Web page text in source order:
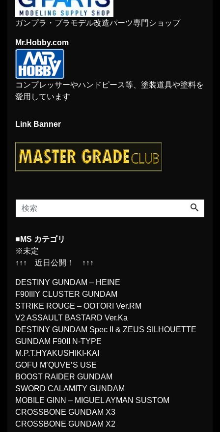
ガンプラ・プラモデル改造パーツ専門ショップ
Mr.Hobby.com
コンプレッサーやハンドピース等、塗装道具や塗料を
愛用しています
Link Banner
■MS カテゴリ
※未定
↑↑↑ 近日公開！ ↑↑↑
DESTINY GUNDAM – HEINE
F90IIIY CLUSTER GUNDAM
STRIKE ROUGE – OOTORI Ver.RM
V2 ASSAULT BASTARD Ver.Ka
DESTINY GUNDAM Spec II & ZEUS SILHOUETTE
GUNDAM F90II N-TYPE
M.P.T.HYAKUSHIKI-KAI
GOFU M’QUVE’S USE
BOOST RAIDER GUNDAM
SWORD CALAMITY GUNDAM
MOBILE GINN – MIGUEL AYMAN SUSTOM
CROSSBONE GUNDAM X3
CROSSBONE GUNDAM X2